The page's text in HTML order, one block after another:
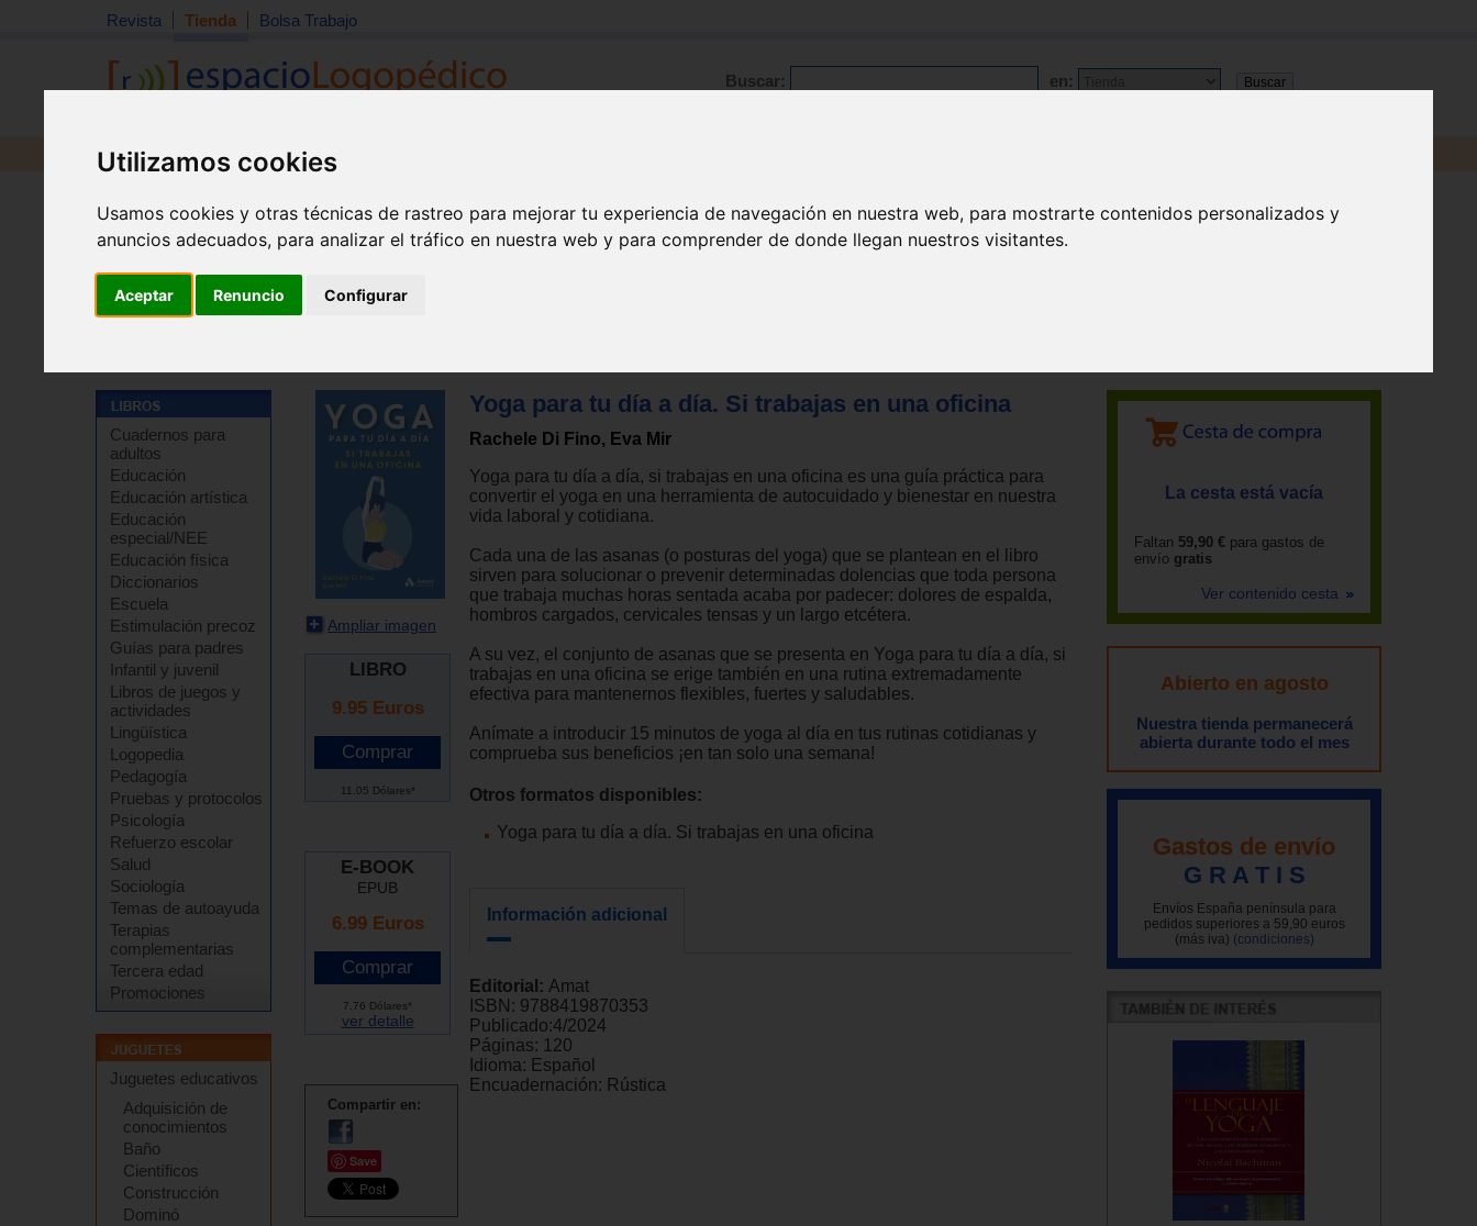
Utilizamos cookies
Usamos cookies y otras técnicas de rastreo para mejorar tu experiencia de navegación en nuestra web, para mostrarte contenidos personalizados y
anuncios adecuados, para analizar el tráfico en nuestra web y para comprender de donde llegan nuestros visitantes.
Aceptar Renuncio Configurar
Revista Tienda Bolsa Trabajo
Buscar: en:
Revista Libros Material
Cuadernos para
adultos
Educación
Educación artística
Educación
especial/NEE
Educación física
Diccionarios
Escuela
Estimulación precoz
Guías para padres
Infantil y juvenil
Libros de juegos y
actividades
Lingüística
Logopedia
Pedagogía
Pruebas y protocolos
Psicología
Refuerzo escolar
Salud
Sociología
Temas de autoayuda
Terapias
complementarias
Tercera edad
Promociones
Juguetes educativos
Adquisición de
conocimientos
Baño
Científicos
Construcción
Dominó
Ampliar imagen
LIBRO
9.95 Euros
11.05 Dólares*
E-BOOK
EPUB
6.99 Euros
7.76 Dólares*
ver detalle
Compartir en:
Save
Yoga para tu día a día. Si trabajas en una oficina
Rachele Di Fino, Eva Mir
Yoga para tu día a día, si trabajas en una oficina es una guía práctica para
convertir el yoga en una herramienta de autocuidado y bienestar en nuestra
vida laboral y cotidiana.
Cada una de las asanas (o posturas del yoga) que se plantean en el libro
sirven para solucionar o prevenir determinadas dolencias que toda persona
que trabaja muchas horas sentada acaba por padecer: dolores de espalda,
hombros cargados, cervicales tensas y un largo etcétera.
A su vez, el conjunto de asanas que se presenta en Yoga para tu día a día, si
trabajas en una oficina se erige también en una rutina extremadamente
efectiva para mantenernos flexibles, fuertes y saludables.
Anímate a introducir 15 minutos de yoga al día en tus rutinas cotidianas y
comprueba sus beneficios ¡en tan solo una semana!
Otros formatos disponibles:
Yoga para tu día a día. Si trabajas en una oficina
Información adicional
Editorial: Amat
ISBN: 9788419870353
Publicado:4/2024
Páginas: 120
Idioma: Español
Encuadernación: Rústica
La cesta está vacía
Faltan 59,90 € para gastos de
envío gratis
Ver contenido cesta
Abierto en agosto
Nuestra tienda permanecerá
abierta durante todo el mes
Gastos de envío
G R A T I S
Envíos España península para
pedidos superiores a 59,90 euros
(más iva) (condiciones)